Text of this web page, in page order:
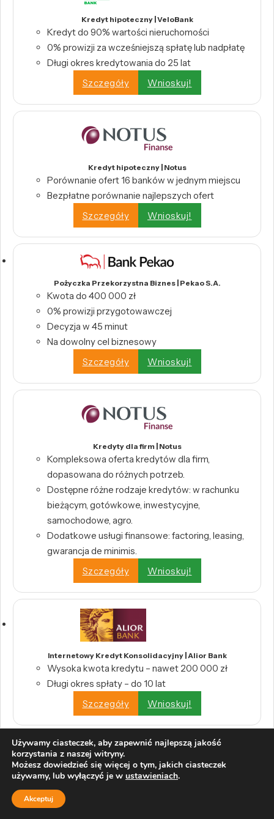
Kredyt hipoteczny | VeloBank
Kredyt do 90% wartości nieruchomości
0% prowizji za wcześniejszą spłatę lub nadpłatę
Długi okres kredytowania do 25 lat
Szczegóły
Wnioskuj!
Kredyt hipoteczny | Notus
Porównanie ofert 16 banków w jednym miejscu
Bezpłatne porównanie najlepszych ofert
Szczegóły
Wnioskuj!
Pożyczka Przekorzystna Biznes | Pekao S.A.
Kwota do 400 000 zł
0% prowizji przygotowawczej
Decyzja w 45 minut
Na dowolny cel biznesowy
Szczegóły
Wnioskuj!
Kredyty dla firm | Notus
Kompleksowa oferta kredytów dla firm,
dopasowana do różnych potrzeb.
Dostępne różne rodzaje kredytów: w rachunku
bieżącym, gotówkowe, inwestycyjne,
samochodowe, agro.
Dodatkowe usługi finansowe: factoring, leasing,
gwarancja de minimis.
Szczegóły
Wnioskuj!
Internetowy Kredyt Konsolidacyjny | Alior Bank
Wysoka kwota kredytu – nawet 200 000 zł
Długi okres spłaty – do 10 lat
Szczegóły
Wnioskuj!
Pożyczka konsolidacyjna | PKO Bank Polski S.A.
Zdalna pomoc pracownika banku
Używamy ciasteczek, aby zapewnić najlepszą jakość
korzystania z naszej witryny.
Możesz dowiedzieć się więcej o tym, jakich ciasteczek
używamy, lub wyłączyć je w ustawieniach.
Akceptuj